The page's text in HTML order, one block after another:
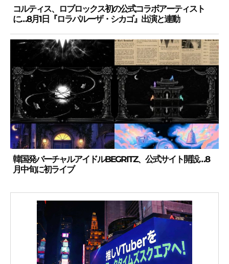
コルティス、ロブロックス初の公式コラボアーティスト
に…8月1日『ロラパルーザ・シカゴ』出演と連動
韓国発バーチャルアイドルBEGRITZ、公式サイト開設…8
月中旬に初ライブ